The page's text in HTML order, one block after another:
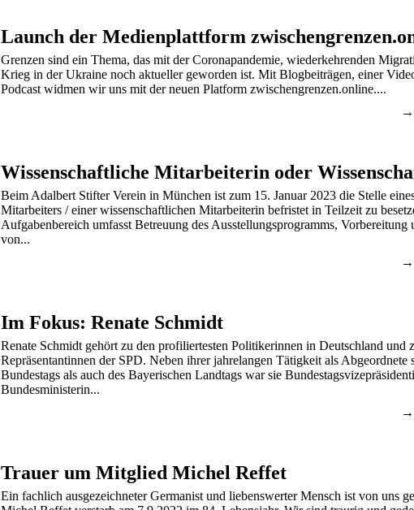
Launch der Medienplattform
Grenzen sind ein Thema, das mit der Coronapandemie, wiederkehrenden
Krieg in der Ukraine noch aktueller geworden ist. Mit Blogbeiträgen, einer
Podcast widmen wir uns mit der neuen Platform zwischengrenzen.online....
Beim Adalbert Stifter Verein in München ist zum 15. Januar 2023 die Stelle
Mitarbeiters / einer wissenschaftlichen Mitarbeiterin befristet in Teilzeit zu
Aufgabenbereich umfasst Betreuung des Ausstellungsprogramms,
von...
Im Fokus: Renate Schmidt
Renate Schmidt gehört zu den profiliertesten Politikerinnen in Deutschland und
Repräsentantinnen der SPD. Neben ihrer jahrelangen Tätigkeit als Abgeordnete
Bundestags als auch des Bayerischen Landtags war sie
Bundesministerin...
Trauer um Mitglied Michel Reffet
Ein fachlich ausgezeichneter Germanist und liebenswerter Mensch ist von uns